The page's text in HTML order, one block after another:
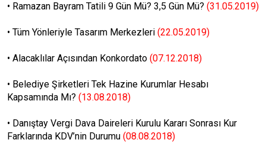
• Ramazan Bayram Tatili 9 Gün Mü? 3,5 Gün Mü? (31.05.2019)
• Tüm Yönleriyle Tasarım Merkezleri (22.05.2019)
• Alacaklılar Açısından Konkordato (07.12.2018)
• Belediye Şirketleri Tek Hazine Kurumlar Hesabı
Kapsamında Mı? (13.08.2018)
• Danıştay Vergi Dava Daireleri Kurulu Kararı Sonrası Kur
Farklarında KDV’nin Durumu (08.08.2018)